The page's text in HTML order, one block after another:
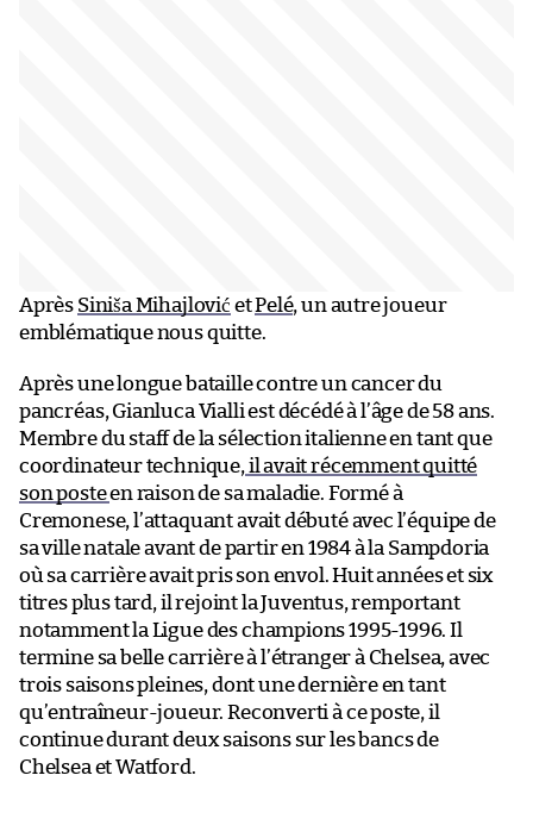
Après Siniša Mihajlović etPelé, un autre joueur
emblématique nous quitte.
Après une longue bataille contre un cancer du
pancréas, Gianluca Vialli est décédé à l’âge de 58 ans.
Membre du staff de la sélection italienne en tant que
coordinateur technique, il avait récemment quitté
son posteen raison de sa maladie. Formé à
Cremonese, l’attaquant avait débuté avec l’équipe de
sa ville natale avant de partir en 1984 à la Sampdoria
où sa carrière avait pris son envol. Huit années et six
titres plus tard, il rejoint la Juventus, remportant
notamment la Ligue des champions 1995-1996. Il
termine sa belle carrière à l’étranger à Chelsea, avec
trois saisons pleines, dont une dernière en tant
qu’entraîneur-joueur. Reconverti à ce poste, il
continue durant deux saisons sur les bancs de
Chelsea et Watford.